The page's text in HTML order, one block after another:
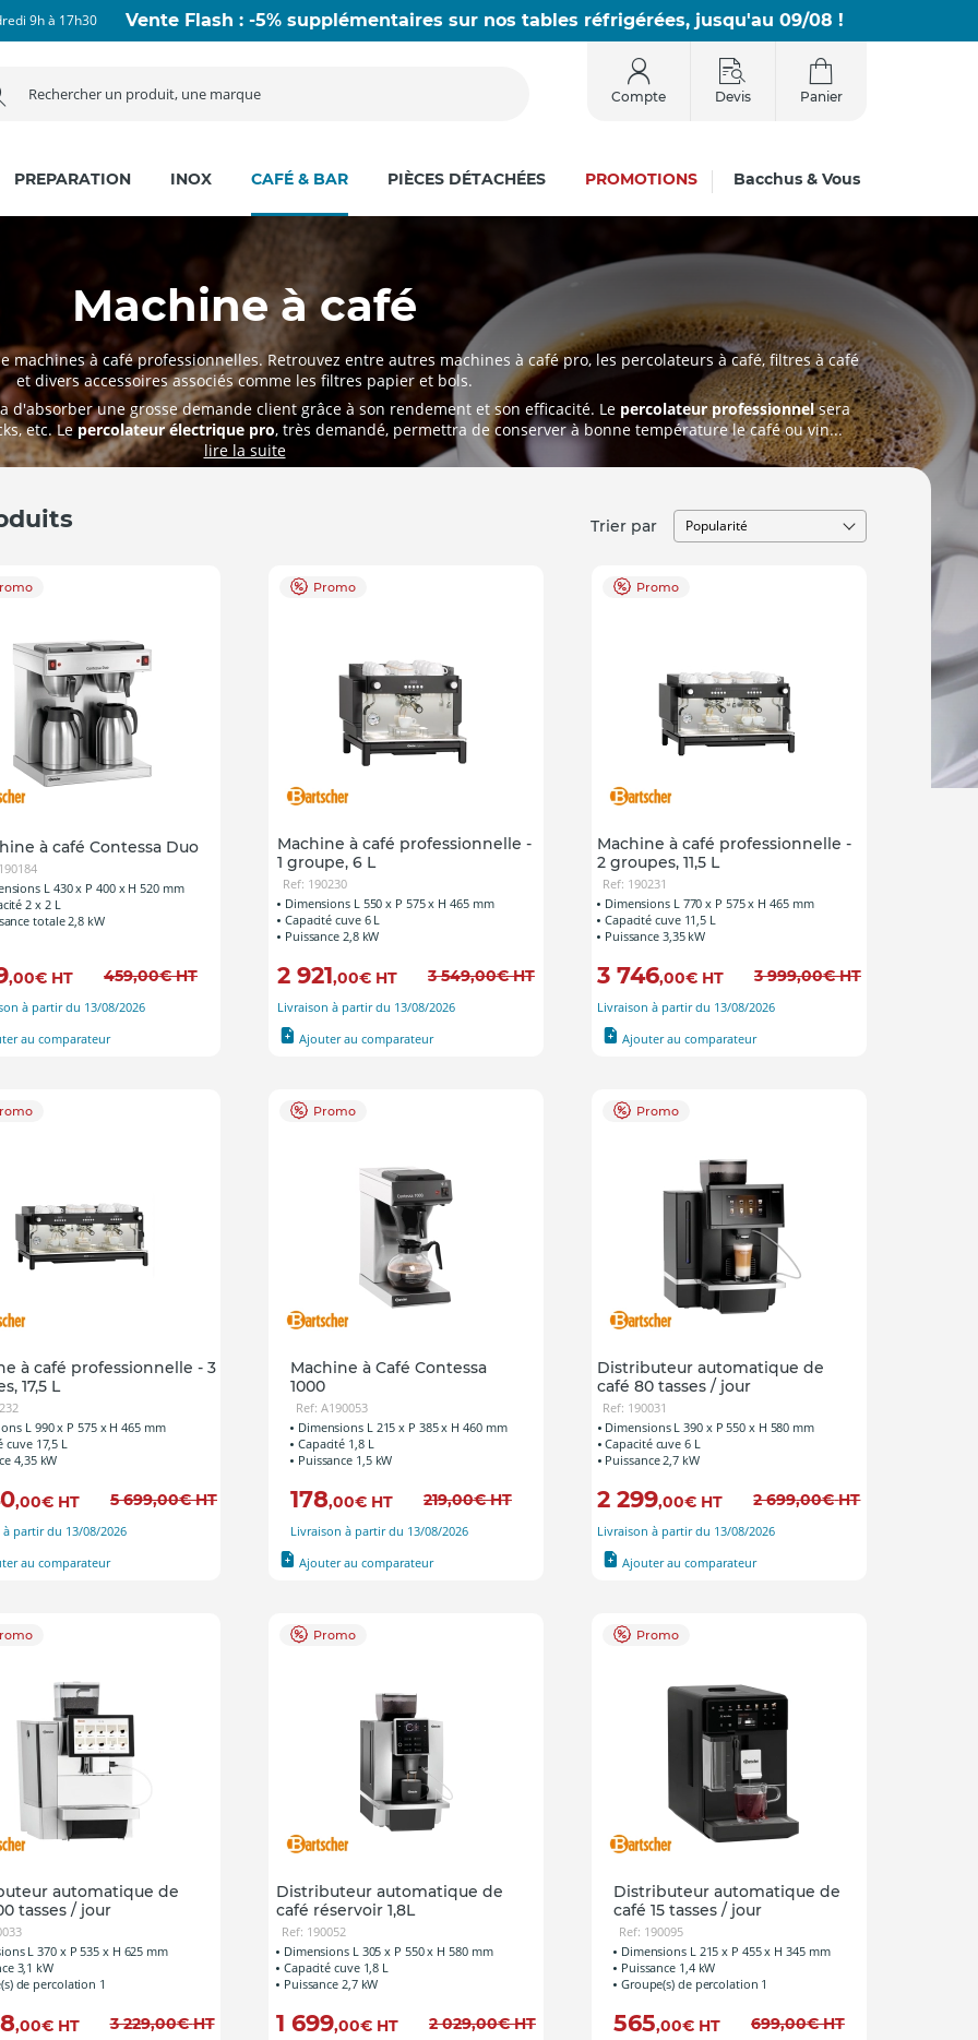
9h à 17h30 Vente Flash : -5% supplémentaires sur nos tables réfrigérées, jusqu'au 09/08 !
Compte Devis Panier
PREPARATION INOX CAFÉ & BAR PIÈCES DÉTACHÉES PROMOTIONS Bacchus & Vous
Machine à café
machines à café professionnelles. Retrouvez entre autres machines à café pro, les percolateurs à café, filtres à café
et divers accessoires associés comme les filtres papier et bols.
d'absorber une grosse demande client grâce à son rendement et son efficacité. Le percolateur professionnelsera
etc. Lepercolateur électrique pro, très demandé, permettra de conserver à bonne température le café ou vin...
Trier par
à café Contessa Duo
L 430 x P 400 x H 520 mm
2 x 2 L
totale 2,8 kW
,00€ HT 459,00€ HT
à partir du 13/08/2026
au comparateur
Promo
Machine à café professionnelle -
1 groupe, 6 L
Ref: 190230
Dimensions L 550 x P 575 x H 465 mm
Capacité cuve 6 L
Puissance 2,8 kW
2 921,00€ HT 3 549,00€ HT
Livraison à partir du 13/08/2026
Ajouter au comparateur
Promo
Machine à café professionnelle -
2 groupes, 11,5 L
Ref: 190231
Dimensions L 770 x P 575 x H 465 mm
Capacité cuve 11,5 L
Puissance 3,35 kW
3 746,00€ HT 3 999,00€ HT
Livraison à partir du 13/08/2026
Ajouter au comparateur
à café professionnelle - 3
17,5 L
L 990 x P 575 x H 465 mm
cuve 17,5 L
4,35 kW
,00€ HT 5 699,00€ HT
partir du 13/08/2026
au comparateur
Promo
Machine à Café Contessa
1000
Ref: A190053
Dimensions L 215 x P 385 x H 460 mm
Capacité 1,8 L
Puissance 1,5 kW
178,00€ HT 219,00€ HT
Livraison à partir du 13/08/2026
Ajouter au comparateur
Promo
Distributeur automatique de
café 80 tasses / jour
Ref: 190031
Dimensions L 390 x P 550 x H 580 mm
Capacité cuve 6 L
Puissance 2,7 kW
2 299,00€ HT 2 699,00€ HT
Livraison à partir du 13/08/2026
Ajouter au comparateur
automatique de
tasses / jour
L 370 x P 535 x H 625 mm
3,1 kW
de percolation 1
,00€ HT 3 229,00€ HT
Promo
Distributeur automatique de
café réservoir 1,8L
Ref: 190052
Dimensions L 305 x P 550 x H 580 mm
Capacité cuve 1,8 L
Puissance 2,7 kW
1 699,00€ HT 2 029,00€ HT
Promo
Distributeur automatique de
café 15 tasses / jour
Ref: 190095
Dimensions L 215 x P 455 x H 345 mm
Puissance 1,4 kW
Groupe(s) de percolation 1
565,00€ HT 699,00€ HT